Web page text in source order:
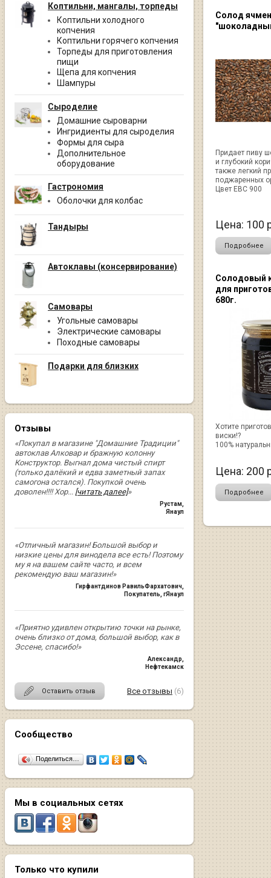
Коптильни, мангалы, торпеды
Коптильни холодного
копчения
Коптильни горячего копчения
Торпеды для приготовления
пищи
Щепа для копчения
Шампуры
Сыроделие
Домашние сыроварни
Ингридиенты для сыроделия
Формы для сыра
Дополнительное
оборудование
Гастрономия
Оболочки для колбас
Тандыры
Автоклавы (консервирование)
Самовары
Угольные самовары
Электрические самовары
Походные самовары
Подарки для близких
Отзывы
«Покупал в магазине "Домашние Традиции"
автоклав Алковар и бражную колонну
Конструктор. Выгнал дома чистый спирт
(только далёкий и едва заметный запах
самогона остался). Покупкой очень
доволен!!!! Хор... [читать далее]»
Рустам
Янаул
«Отличный магазин! Большой выбор и
низкие цены для винодела все есть! Поэтому
му я на вашем сайте часто, и всем
рекомендую ваш магазин!»
Гирфантдинов РавильФархатович
Покупатель, гЯнаул
«Приятно удивлен открытию точки на рынке,
очень близко от дома, большой выбор, как в
Эссене, спасибо!»
Александр
Нефтекамск
Оставить отзыв Все отзывы (6)
Сообщество
Поделиться…
Мы в социальных сетях
Только что купили
Солод
Придает пиву
и глубокий
также легкий
поджаренных
Цвет EBC 900
Цена: 100
Подробнее
Солодовый
для
680г.
Хотите
виски!?
100%
Цена: 200
Подробнее